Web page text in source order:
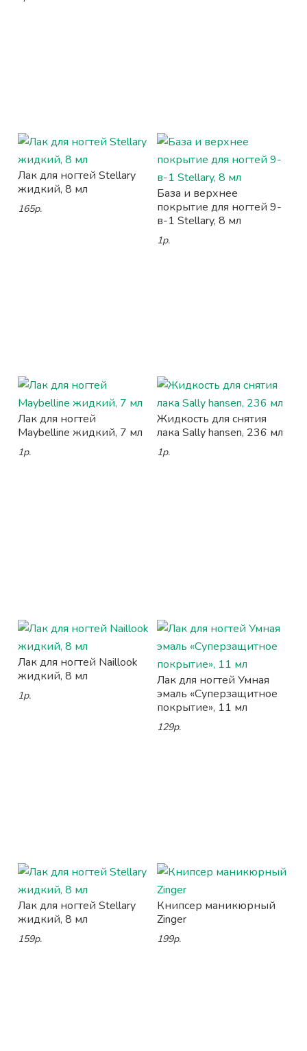
Лак для ногтей Stellary
жидкий, 8 мл
165р.
База и верхнее
покрытие для ногтей 9-
в-1 Stellary, 8 мл
1р.
Лак для ногтей
Maybelline жидкий, 7 мл
1р.
Жидкость для снятия
лака Sally hansen, 236 мл
1р.
Лак для ногтей Naillook
жидкий, 8 мл
1р.
Лак для ногтей Умная
эмаль «Суперзащитное
покрытие», 11 мл
129р.
Лак для ногтей Stellary
жидкий, 8 мл
159р.
Книпсер маникюрный
Zinger
199р.